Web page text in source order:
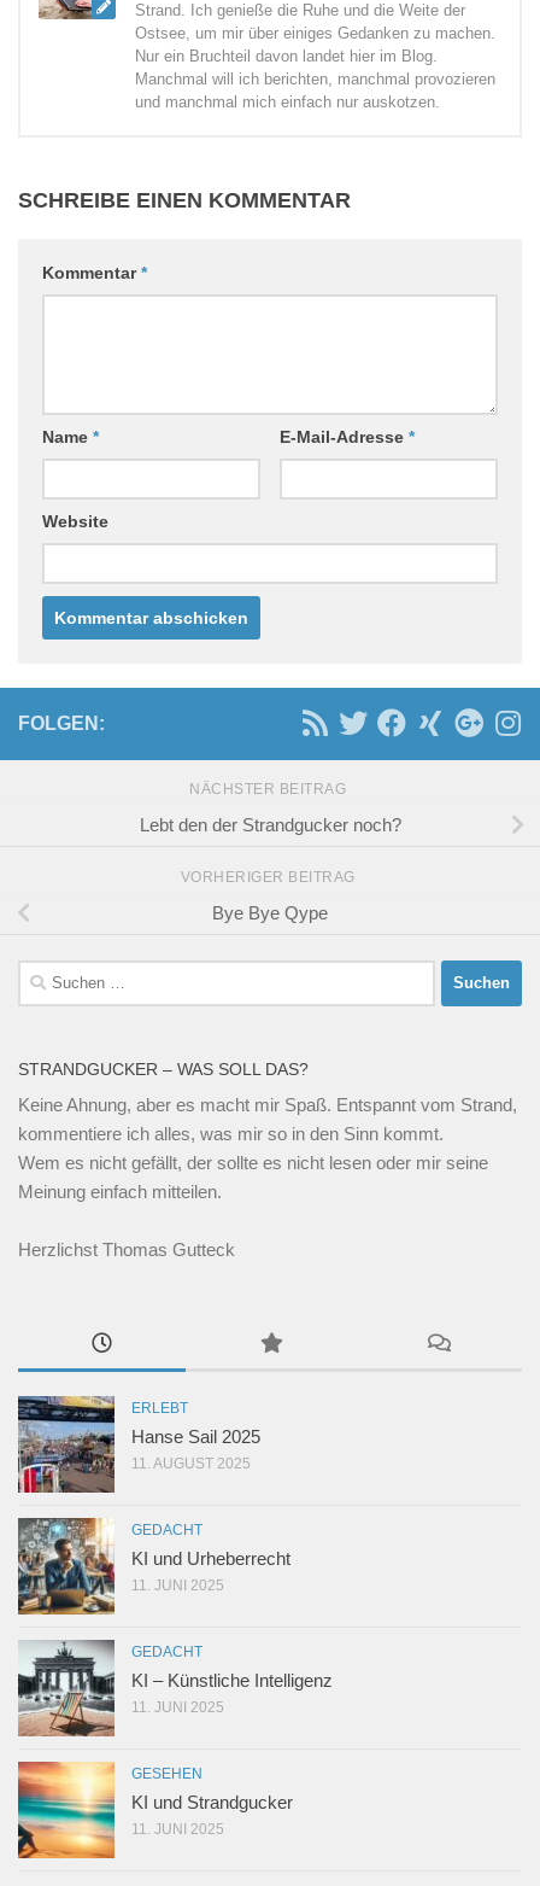
Strand. Ich genieße die Ruhe und die Weite der
Ostsee, um mir über einiges Gedanken zu machen.
Nur ein Bruchteil davon landet hier im Blog.
Manchmal will ich berichten, manchmal provozieren
und manchmal mich einfach nur auskotzen.
SCHREIBE EINEN KOMMENTAR
Kommentar*
Name * E-Mail-Adresse *
Website
FOLGEN:
NÄCHSTER BEITRAG
Lebt den der Strandgucker noch?
VORHERIGER BEITRAG
Bye Bye Qype
Suchen
nach:
STRANDGUCKER – WAS SOLL DAS?
Keine Ahnung, aber es macht mir Spaß. Entspannt vom Strand,
kommentiere ich alles, was mir so in den Sinn kommt.
Wem es nicht gefällt, der sollte es nicht lesen oder mir seine
Meinung einfach mitteilen.
Herzlichst Thomas Gutteck
ERLEBT
Hanse Sail 2025
11. AUGUST 2025
GEDACHT
KI und Urheberrecht
11. JUNI 2025
GEDACHT
KI – Künstliche Intelligenz
11. JUNI 2025
GESEHEN
KI und Strandgucker
11. JUNI 2025